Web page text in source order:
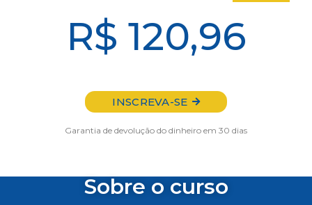
R$ 120,96
INSCREVA-SE
Garantia de devolução do dinheiro em 30 dias
Sobre o curso